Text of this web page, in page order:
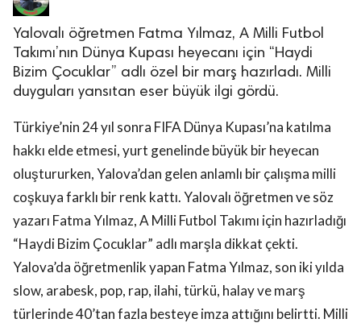
Asayiş
Yalovalı öğretmen Fatma Yılmaz, A Milli Futbol
Takımı’nın Dünya Kupası heyecanı için “Haydi
Bizim Çocuklar” adlı özel bir marş hazırladı. Milli
duyguları yansıtan eser büyük ilgi gördü.
Türkiye’nin 24 yıl sonra FIFA Dünya Kupası’na katılma
hakkı elde etmesi, yurt genelinde büyük bir heyecan
oluştururken, Yalova’dan gelen anlamlı bir çalışma milli
coşkuya farklı bir renk kattı. Yalovalı öğretmen ve söz
yazarı Fatma Yılmaz, A Milli Futbol Takımı için hazırladığı
“Haydi Bizim Çocuklar” adlı marşla dikkat çekti.
Yalova’da öğretmenlik yapan Fatma Yılmaz, son iki yılda
slow, arabesk, pop, rap, ilahi, türkü, halay ve marş
türlerinde 40’tan fazla besteye imza attığını belirtti. Milli